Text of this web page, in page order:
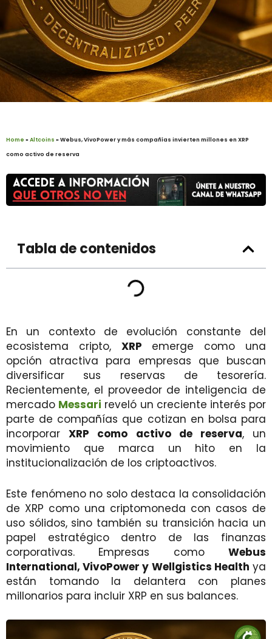
Home »Altcoins »Webus, VivoPower y más compañías invierten millones en XRP
como activo de reserva
Tabla de contenidos
En un contexto de evolución constante del
ecosistema cripto, XRP emerge como una
opción atractiva para empresas que buscan
diversificar sus reservas de tesorería.
Recientemente, el proveedor de inteligencia de
mercado Messari reveló un creciente interés por
parte de compañías que cotizan en bolsa para
incorporarXRP como activo de reserva, un
movimiento que marca un hito en la
institucionalización de los criptoactivos.
Este fenómeno no solo destaca la consolidación
de XRP como una criptomoneda con casos de
uso sólidos, sino también su transición hacia un
papel estratégico dentro de las finanzas
corporativas. Empresas como Webus
International, VivoPower y Wellgistics Health ya
están tomando la delantera con planes
millonarios para incluir XRP en sus balances.